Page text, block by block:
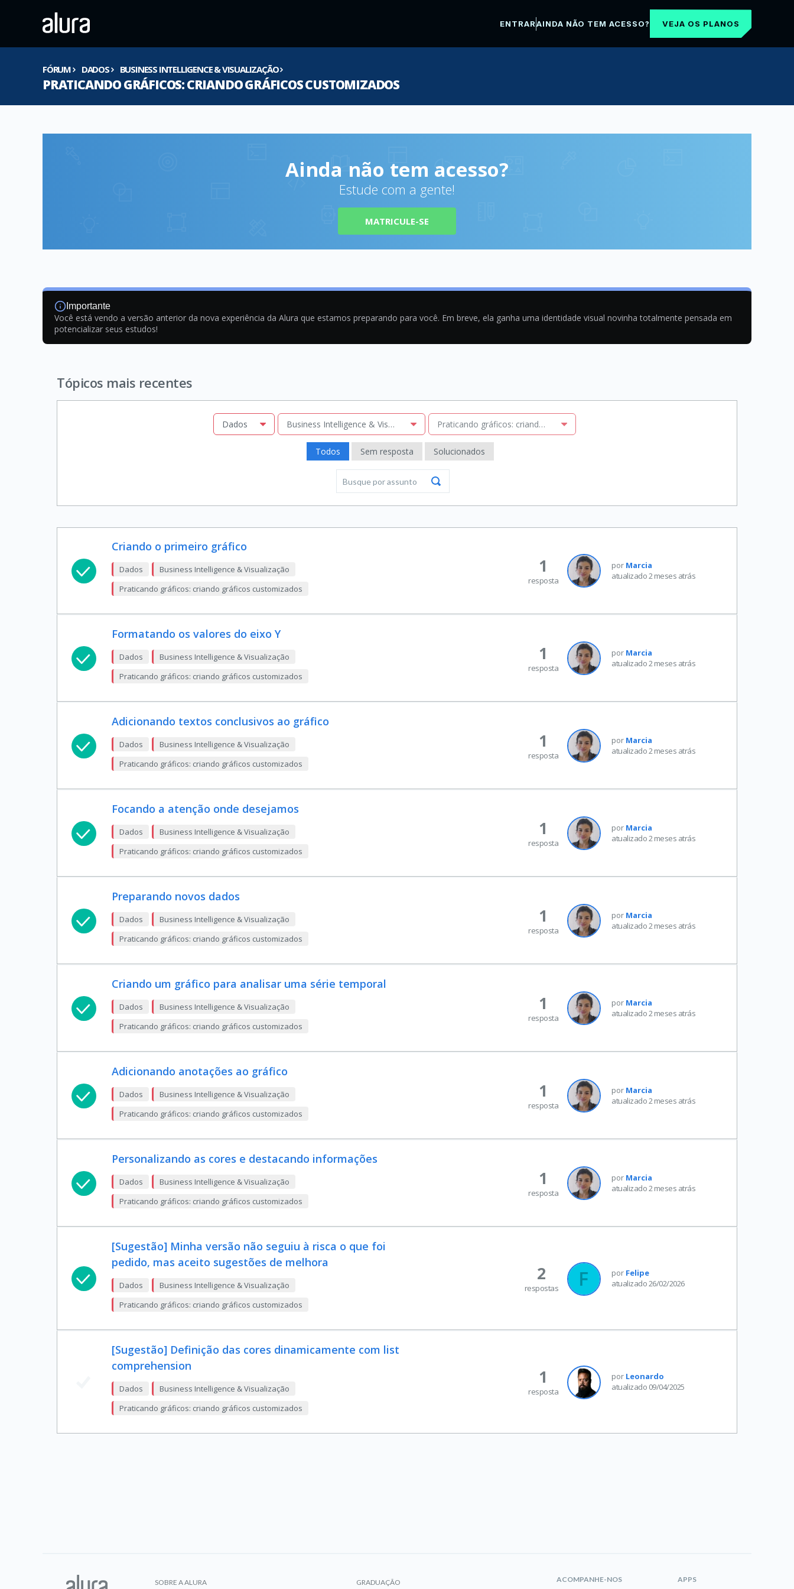
ENTRARAINDA NÃO TEM ACESSO? VEJA OS PLANOS
FÓRUM DADOS BUSINESS INTELLIGENCE & VISUALIZAÇÃO
PRATICANDO GRÁFICOS: CRIANDO GRÁFICOS CUSTOMIZADOS
Ainda não tem acesso?
Estude com a gente!
MATRICULE-SE
Importante
Você está vendo a versão anterior da nova experiência da Alura que estamos preparando para você. Em breve, ela ganha uma identidade visual novinha totalmente pensada em
potencializar seus estudos!
Tópicos mais recentes
Dados Business Intelligence & Visualização Praticando gráficos: criando gráficos customizados
Todos Sem resposta Solucionados
Criando o primeiro gráfico
Dados
Business Intelligence & Visualização
Praticando gráficos: criando gráficos customizados
por Marcia
atualizado 2 meses atrás
1
resposta
Formatando os valores do eixo Y
Dados
Business Intelligence & Visualização
Praticando gráficos: criando gráficos customizados
por Marcia
atualizado 2 meses atrás
1
resposta
Adicionando textos conclusivos ao gráfico
Dados
Business Intelligence & Visualização
Praticando gráficos: criando gráficos customizados
por Marcia
atualizado 2 meses atrás
1
resposta
Focando a atenção onde desejamos
Dados
Business Intelligence & Visualização
Praticando gráficos: criando gráficos customizados
por Marcia
atualizado 2 meses atrás
1
resposta
Preparando novos dados
Dados
Business Intelligence & Visualização
Praticando gráficos: criando gráficos customizados
por Marcia
atualizado 2 meses atrás
1
resposta
Criando um gráfico para analisar uma série temporal
Dados
Business Intelligence & Visualização
Praticando gráficos: criando gráficos customizados
por Marcia
atualizado 2 meses atrás
1
resposta
Adicionando anotações ao gráfico
Dados
Business Intelligence & Visualização
Praticando gráficos: criando gráficos customizados
por Marcia
atualizado 2 meses atrás
1
resposta
Personalizando as cores e destacando informações
Dados
Business Intelligence & Visualização
Praticando gráficos: criando gráficos customizados
por Marcia
atualizado 2 meses atrás
1
resposta
[Sugestão] Minha versão não seguiu à risca o que foi
pedido, mas aceito sugestões de melhora
Dados
Business Intelligence & Visualização
Praticando gráficos: criando gráficos customizados
por Felipe
atualizado 26/02/2026
2
respostas
[Sugestão] Definição das cores dinamicamente com list
comprehension
Dados
Business Intelligence & Visualização
Praticando gráficos: criando gráficos customizados
por Leonardo
atualizado 09/04/2025
1
resposta
SOBRE A ALURA GRADUAÇÃO ACOMPANHE-NOS APPS